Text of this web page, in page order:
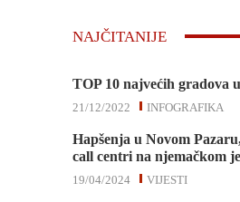
NAJČITANIJE
TOP 10 najvećih gradova
INFOGRAFIKA
21/12/2022
Hapšenja u Novom
call centri na njemačkom
VIJESTI
19/04/2024